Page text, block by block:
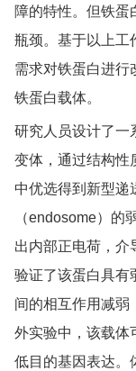
障的特性。但铁蛋
瓶颈。基于以上工
需求对铁蛋白进行
铁蛋白载体。
研究人员设计了一
变体，通过结构性
中优选得到新型递
（endosome）的
出内部正电荷，介
验证了该蛋白具有
间的相互作用减弱
外实验中，该载体
低目的基因表达。